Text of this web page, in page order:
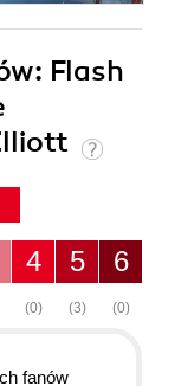
Flash
6
(0)
5
(3)
4
(0)
fanów